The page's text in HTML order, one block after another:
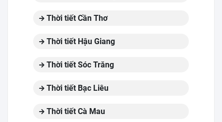
Thời tiết Cần Thơ
Thời tiết Hậu Giang
Thời tiết Sóc Trăng
Thời tiết Bạc Liêu
Thời tiết Cà Mau